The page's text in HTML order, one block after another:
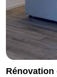
Rénovation